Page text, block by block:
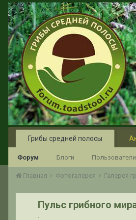
Грибы средней полосы
Форум Блоги
Главная Фотогалерея Галерея
Пульс грибного
.